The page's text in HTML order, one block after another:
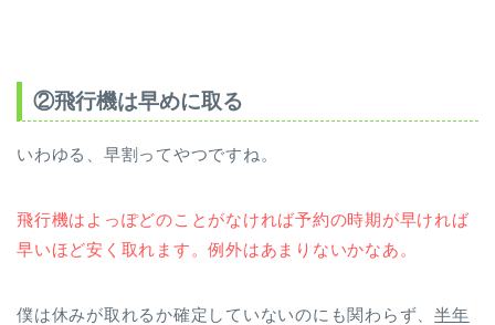
②飛行機は早めに取る
いわゆる、早割ってやつですね。
飛行機はよっぽどのことがなければ予約の時期が早ければ
早いほど安く取れます。例外はあまりないかなあ。
僕は休みが取れるか確定していないのにも関わらず、半年